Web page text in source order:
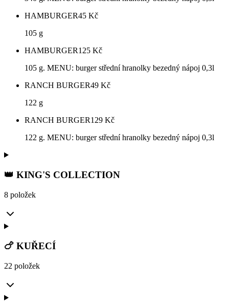
HAMBURGER45 Kč
105 g
HAMBURGER125 Kč
105 g. MENU: burger střední hranolky bezedný nápoj 0,3l
RANCH BURGER49 Kč
122 g
RANCH BURGER129 Kč
122 g. MENU: burger střední hranolky bezedný nápoj 0,3l
👑 KING'S COLLECTION
8 položek
🍗 KUŘECÍ
22 položek